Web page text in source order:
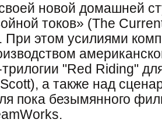
новой домашней
токов» (The
При этом усилиями
"Red Riding"
а также над
пока безымянного